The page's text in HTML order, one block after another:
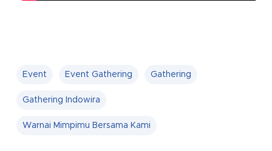
Event Event Gathering Gathering
Gathering Indowira
Warnai Mimpimu Bersama Kami